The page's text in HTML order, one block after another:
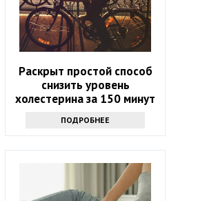
Раскрыт простой способ
снизить уровень
холестерина за 150 минут
ПОДРОБНЕЕ